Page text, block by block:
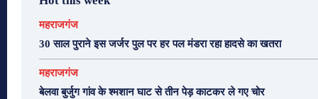
महराजगंज
30 साल पुराने इस जर्जर पुल पर हर पल मंडरा रहा हादसे का खतरा
महराजगंज
बेलवा बुर्जुग गांव के श्मशान घाट से तीन पेड़ काटकर ले गए चोर